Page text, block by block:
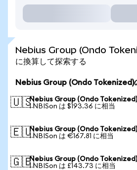
Nebius Group (Ondo
に換算して探索する
Nebius Group (Ondo Tokenized)
🇺🇸Nebius Group (Ondo Tokenized)
1 NBISon は $193.36 に相当
🇪🇺Nebius Group (Ondo Tokenized)
1 NBISon は €167.81 に相当
🇬🇧Nebius Group (Ondo Tokenized)
1 NBISon は £143.73 に相当